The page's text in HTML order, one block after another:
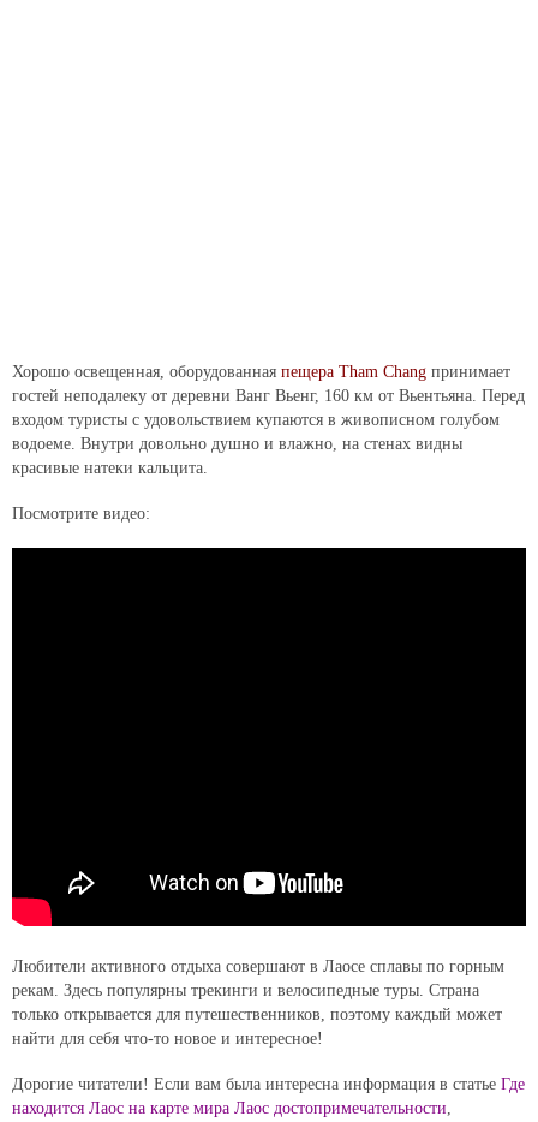
Хорошо освещенная, оборудованная пещера Tham Chang принимает
гостей неподалеку от деревни Ванг Вьенг, 160 км от Вьентьяна. Перед
входом туристы с удовольствием купаются в живописном голубом
водоеме. Внутри довольно душно и влажно, на стенах видны
красивые натеки кальцита.
Посмотрите видео:
Любители активного отдыха совершают в Лаосе сплавы по горным
рекам. Здесь популярны трекинги и велосипедные туры. Страна
только открывается для путешественников, поэтому каждый может
найти для себя что-то новое и интересное!
Дорогие читатели! Если вам была интересна информация в статье Где
находится Лаос на карте мира Лаос достопримечательности,